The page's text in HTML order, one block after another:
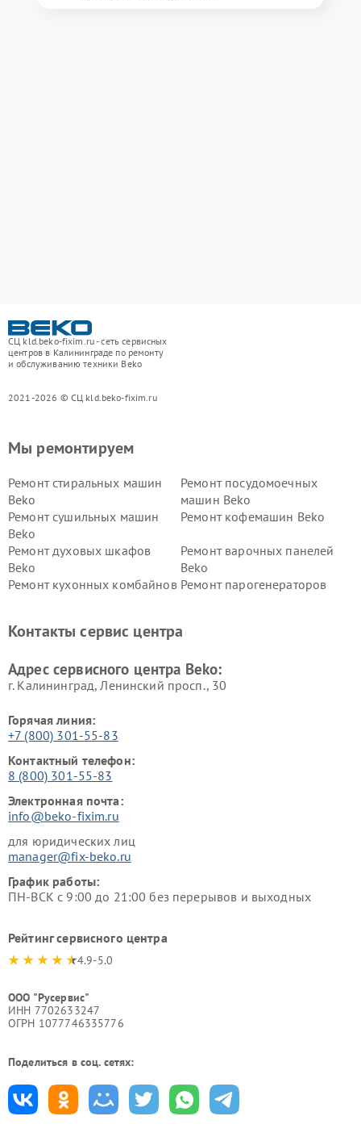
СЦ kld.beko-fixim.ru - сеть сервисных
центров в Калининграде по ремонту
и обслуживанию техники Beko
2021-2026 © СЦ kld.beko-fixim.ru
Мы ремонтируем
Ремонт стиральных машин
Beko
Ремонт посудомоечных
машин Beko
Ремонт сушильных машин
Beko
Ремонт кофемашин Beko
Ремонт духовых шкафов
Beko
Ремонт варочных панелей
Beko
Ремонт кухонных комбайнов Ремонт парогенераторов
Ремонт холодильников Beko Ремонт морозильных камер
Контакты сервис центра
Адрес сервисного центра Beko:
г. Калининград, Ленинский просп., 30
Горячая линия:
+7 (800) 301-55-83
Контактный телефон:
8 (800) 301-55-83
Электронная почта:
info@beko-fixim.ru
для юридических лиц
manager@fix-beko.ru
График работы:
ПН-ВСК с 9:00 до 21:00 без перерывов и выходных
Рейтинг сервисного центра
4.9-5.0
ООО "Русервис"
ИНН 7702633247
ОГРН 1077746335776
Поделиться в соц. сетях: